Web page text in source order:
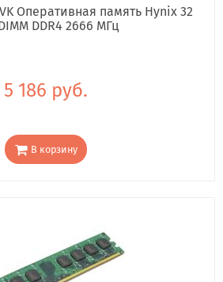
VK Оперативная память Hynix 32
DDR4 2666 МГц
5 186 руб.
В корзину